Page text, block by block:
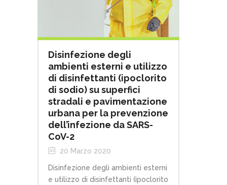
Disinfezione degli
ambienti esterni e utilizzo
di disinfettanti (ipoclorito
di sodio) su superfici
stradali e pavimentazione
urbana per la prevenzione
dell’infezione da SARS-
CoV-2
20 Marzo 2020
Disinfezione degli ambienti esterni
e utilizzo di disinfettanti (ipoclorito